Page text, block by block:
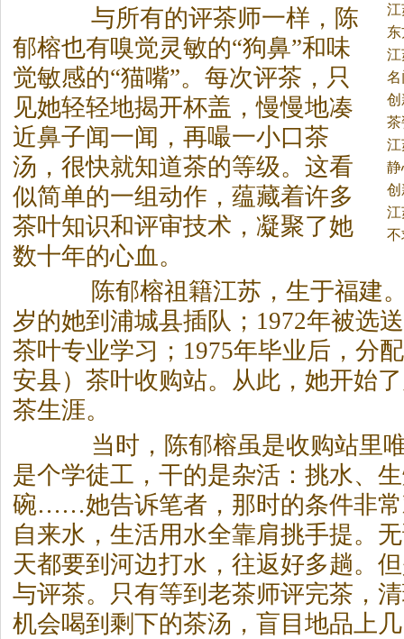
张
陶
和
陶
家
和
与所有的评茶师一样，陈
郁榕也有嗅觉灵敏的“狗鼻”和味
觉敏感的“猫嘴”。 每次评茶 ，只
见她轻轻地揭开杯盖，慢慢地凑
近鼻子闻一闻，再嘬一小口茶
汤，很快就知道茶的等级。这看
似简单的一组动作，蕴藏着许多
茶叶知识和评审技术，凝聚了她
数十年的心血。
陈郁榕祖籍江苏，生于福建。
岁的她到浦城县插队；1972年被选
茶叶专业学习；1975年毕业后，分
安县） 茶叶收购站。从此，她开始
茶生涯。
当时，陈郁榕虽是收购站里唯
是个学徒工，干的是杂活：挑水、
碗……她告诉笔者，那时的条件非
自来水，生活用水全靠肩挑手提。
天都要到河边打水，往返好多趟。
与评茶。只有等到老茶师评完茶 ，
机会喝到剩下的茶汤，盲目地品上